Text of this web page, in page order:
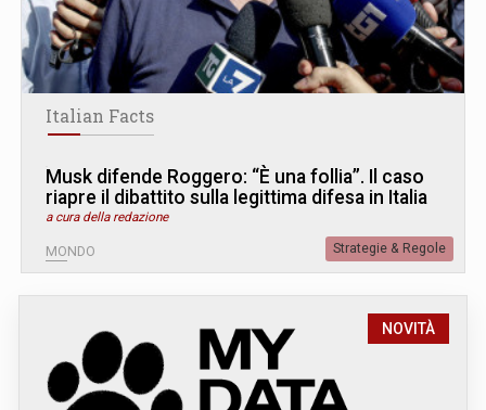
Italian Facts
Musk difende Roggero: “È una follia”. Il caso
riapre il dibattito sulla legittima difesa in Italia
a cura della redazione
MONDO Strategie & Regole
NOVITÀ